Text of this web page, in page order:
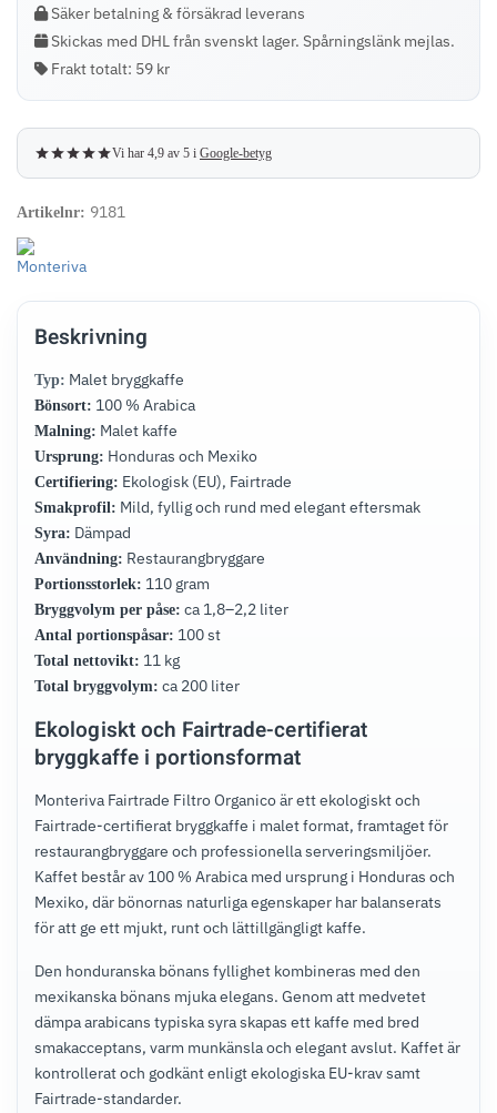
100
11
kg
mängd
Säker betalning & försäkrad leverans
Skickas med DHL från svenskt lager. Spårningslänk mejlas.
Frakt totalt: 59 kr
Vi har 4,9 av 5 i Google-betyg
Artikelnr: 9181
Beskrivning
Typ: Malet bryggkaffe
Bönsort: 100 % Arabica
Malning: Malet kaffe
Ursprung: Honduras och Mexiko
Certifiering: Ekologisk (EU), Fairtrade
Smakprofil: Mild, fyllig och rund med elegant eftersmak
Syra: Dämpad
Användning: Restaurangbryggare
Portionsstorlek: 110 gram
Bryggvolym per påse: ca 1,8–2,2 liter
Antal portionspåsar: 100 st
Total nettovikt: 11 kg
Total bryggvolym: ca 200 liter
Ekologiskt och Fairtrade-certifierat
bryggkaffe i portionsformat
Monteriva Fairtrade Filtro Organico är ett ekologiskt och
Fairtrade-certifierat bryggkaffe i malet format, framtaget för
restaurangbryggare och professionella serveringsmiljöer.
Kaffet består av 100 % Arabica med ursprung i Honduras och
Mexiko, där bönornas naturliga egenskaper har balanserats
för att ge ett mjukt, runt och lättillgängligt kaffe.
Den honduranska bönans fyllighet kombineras med den
mexikanska bönans mjuka elegans. Genom att medvetet
dämpa arabicans typiska syra skapas ett kaffe med bred
smakacceptans, varm munkänsla och elegant avslut. Kaffet är
kontrollerat och godkänt enligt ekologiska EU-krav samt
Fairtrade-standarder.